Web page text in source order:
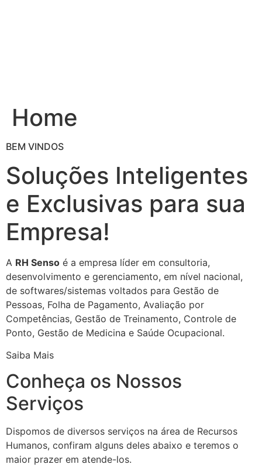
Home
BEM VINDOS
Soluções Inteligentes
e Exclusivas para sua
Empresa!
A RH Senso é a empresa líder em consultoria,
desenvolvimento e gerenciamento, em nível nacional,
de softwares/sistemas voltados para Gestão de
Pessoas, Folha de Pagamento, Avaliação por
Competências, Gestão de Treinamento, Controle de
Ponto, Gestão de Medicina e Saúde Ocupacional.
Saiba Mais
Conheça os Nossos
Serviços
Dispomos de diversos serviços na área de Recursos
Humanos, confiram alguns deles abaixo e teremos o
maior prazer em atende-los.